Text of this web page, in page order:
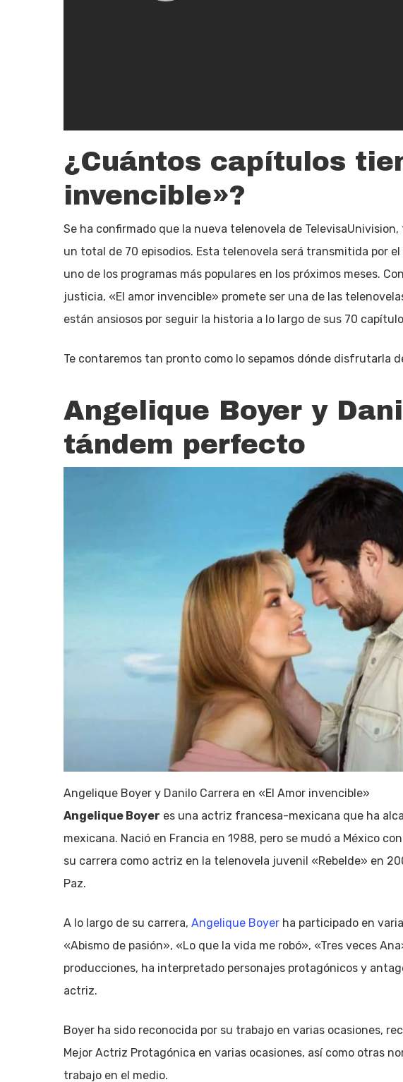
¿Cuántos capítulos
invencible»?
Se ha confirmado que la nueva telenovela de
un total de 70 episodios. Esta telenovela será transmitida por el
uno de los programas más populares en los próximos meses.
justicia, «El amor invencible» promete ser una de las
están ansiosos por seguir la historia a lo largo de sus 70
Te contaremos tan pronto como lo sepamos dónde disfrutarla
Angelique Boyer y
tándem perfecto
Angelique Boyer y Danilo Carrera en «El Amor invencible»
Angelique Boyer es una actriz francesa-mexicana que ha
mexicana. Nació en Francia en 1988, pero se mudó a México
su carrera como actriz en la telenovela juvenil «Rebelde» en
Paz.
A lo largo de su carrera, Angelique Boyer ha participado en
«Abismo de pasión», «Lo que la vida me robó», «Tres veces
producciones, ha interpretado personajes protagónicos y
actriz.
Boyer ha sido reconocida por su trabajo en varias ocasiones,
Mejor Actriz Protagónica en varias ocasiones, así como otras
trabajo en el medio.